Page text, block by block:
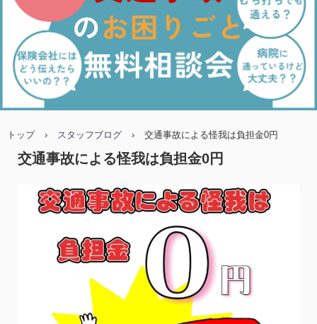
トップ › スタッフブログ › 交通事故による怪我は負担金0円
交通事故による怪我は負担金0円